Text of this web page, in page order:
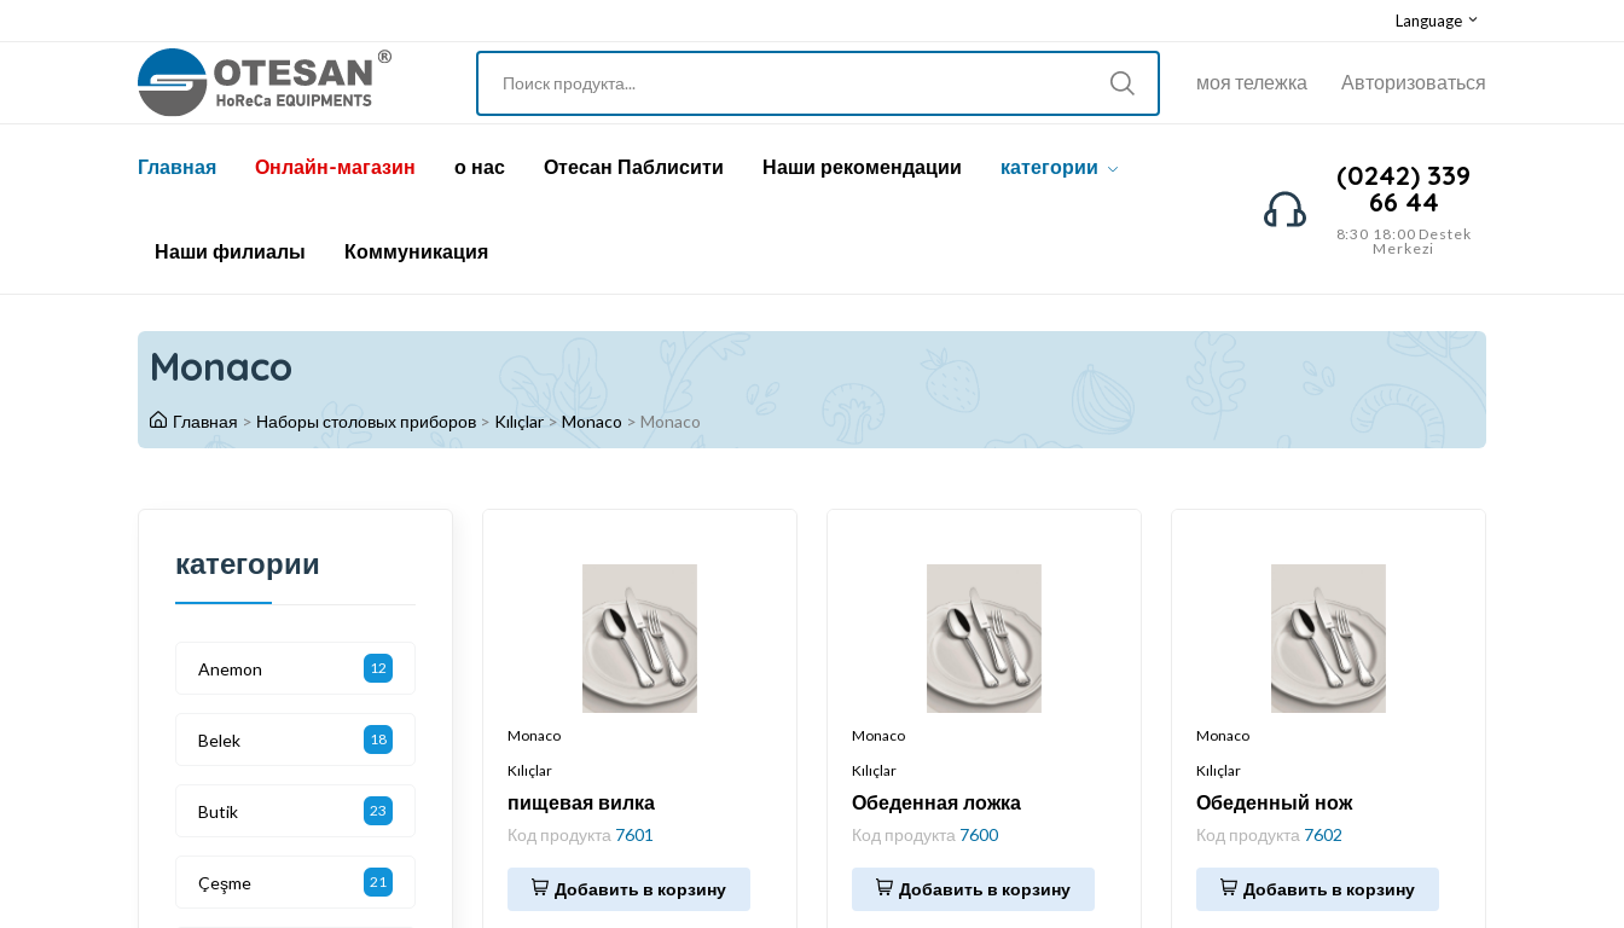
Language
моя тележка Авторизоваться
Главная Онлайн-магазин о нас Отесан Паблисити Наши рекомендации категории
Наши филиалы Коммуникация
(0242) 339
66 44
8:30 18:00 Destek
Merkezi
Monaco
Главная > Наборы столовых приборов > Kılıçlar > Monaco > Monaco
Monaco
Kılıçlar
пищевая вилка
Код продукта 7601
Добавить в корзину
Monaco
Kılıçlar
Обеденная ложка
Код продукта 7600
Добавить в корзину
Monaco
Kılıçlar
Обеденный нож
Код продукта 7602
Добавить в корзину
категории
Anemon 12
Belek 18
Butik 23
Çeşme 21